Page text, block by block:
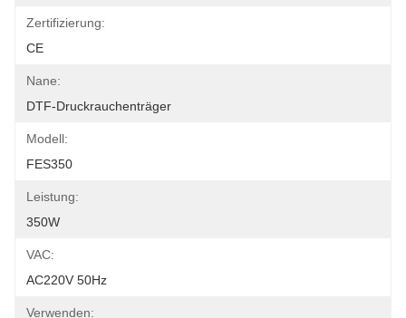
Zertifizierung:
CE
Nane:
DTF-Druckrauchenträger
Modell:
FES350
Leistung:
350W
VAC:
AC220V 50Hz
Verwenden: